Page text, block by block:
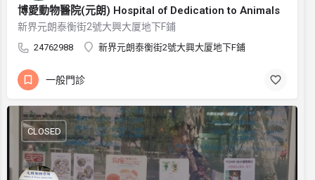
博愛動物醫院(元朗) Hospital of Dedication to Animals
新界元朗泰衡街2號大興大厦地下F鋪
24762988 新界元朗泰衡街2號大興大厦地下F鋪
一般門診
CLOSED